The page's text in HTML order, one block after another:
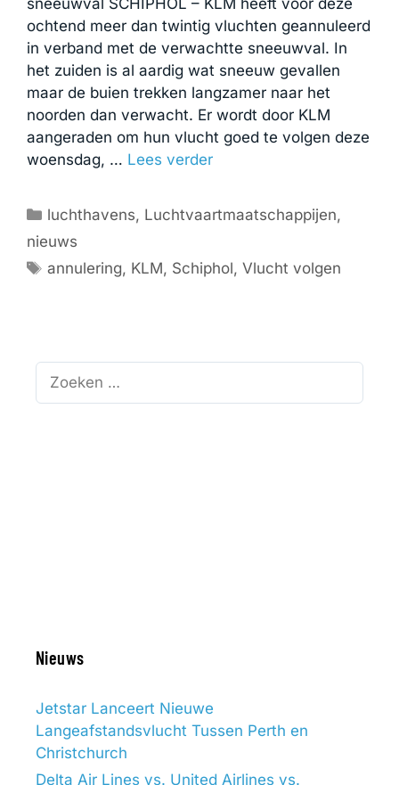
sneeuwval SCHIPHOL – KLM heeft voor deze
ochtend meer dan twintig vluchten geannuleerd
in verband met de verwachtte sneeuwval. In
het zuiden is al aardig wat sneeuw gevallen
maar de buien trekken langzamer naar het
noorden dan verwacht. Er wordt door KLM
aangeraden om hun vlucht goed te volgen deze
woensdag, … Lees verder
Categorieën
luchthavens, Luchtvaartmaatschappijen,
nieuws
Tags
annulering, KLM, Schiphol,Vlucht volgen
Zoek
Nieuws
Jetstar Lanceert Nieuwe
Langeafstandsvlucht Tussen Perth en
Christchurch
Delta Air Lines vs. United Airlines vs.